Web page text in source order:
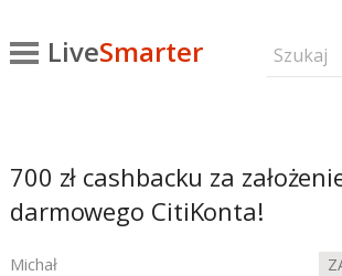
LiveSmarter
700 zł cashbacku za
darmowego CitiKonta!
Michał